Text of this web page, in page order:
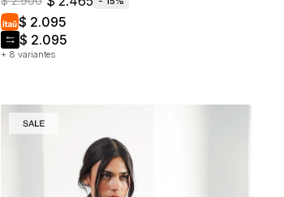
+ 8 variantes
$ 2.095
$ 2.095